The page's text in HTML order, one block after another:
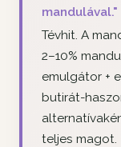
mandulával."
Tévhit. A
2–10%
emulgátor +
butirát-
teljes magot.